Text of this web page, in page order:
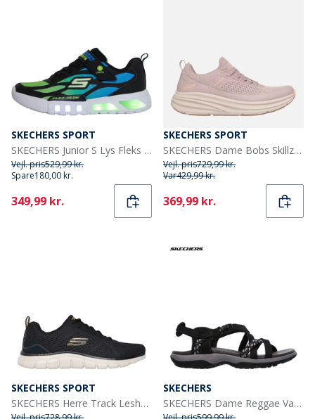
SKECHERS SPORT
SKECHERS Junior S Lys Fleks Glød - Dezlo Træningssko Blå/Sort/Lime
Vejl. pris529,99 kr.
Spare180,00 kr.
Current
349,99 kr.
SKECHERS SPORT
SKECHERS Dame Bobs Skillz Sneakers Lilla
Vejl. pris729,99 kr.
Var429,99 kr.
Current
369,99 kr.
SKECHERS SPORT
SKECHERS Herre Track Leshur Sneakers Sort
SKECHERS
SKECHERS Dame Reggae Vacay Sandaler Sort